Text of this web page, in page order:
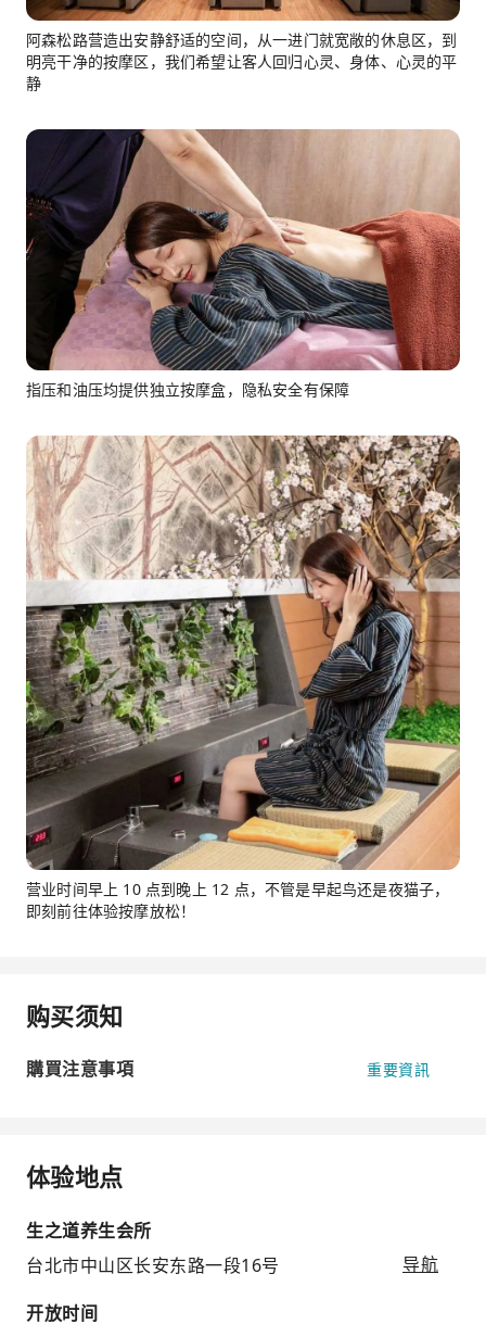
阿森松路营造出安静舒适的空间，从一进门就宽敞的休息区，到
明亮干净的按摩区，我们希望让客人回归心灵、身体、心灵的平
静
指压和油压均提供独立按摩盒，隐私安全有保障
营业时间早上 10 点到晚上 12 点，不管是早起鸟还是夜猫子，
即刻前往体验按摩放松！
购买须知
購買注意事項 重要資訊
体验地点
生之道养生会所
台北市中山区长安东路一段16号
导航
开放时间